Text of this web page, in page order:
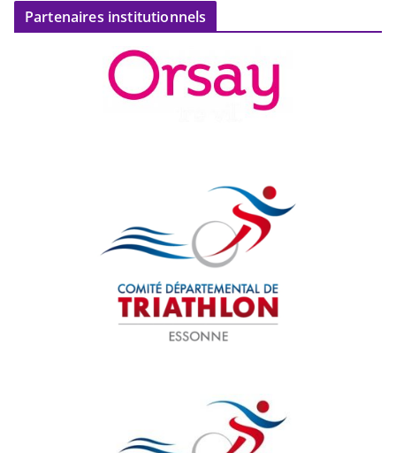
Partenaires institutionnels